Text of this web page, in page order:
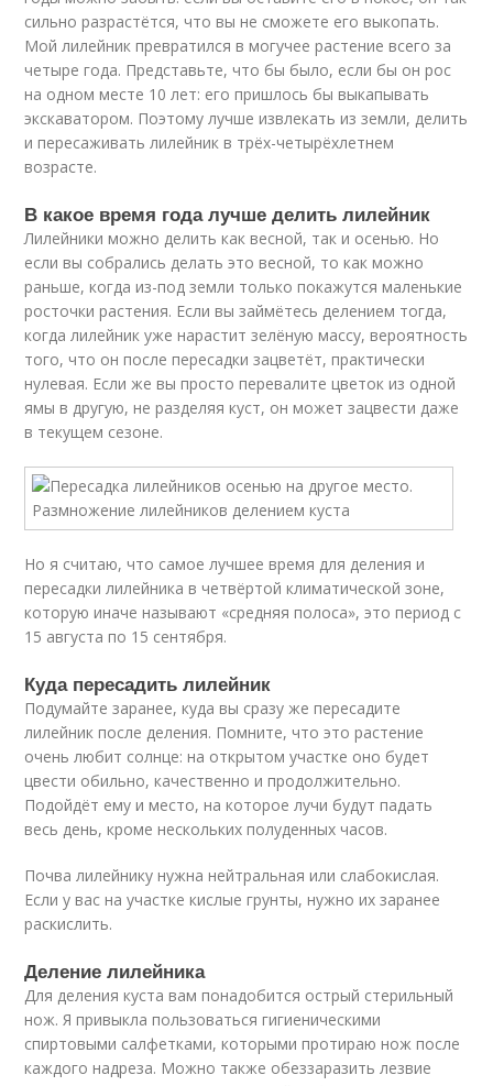
сильно разрастётся, что вы не сможете его выкопать.
Мой лилейник превратился в могучее растение всего за
четыре года. Представьте, что бы было, если бы он рос
на одном месте 10 лет: его пришлось бы выкапывать
экскаватором. Поэтому лучше извлекать из земли, делить
и пересаживать лилейник в трёх-четырёхлетнем
возрасте.
В какое время года лучше делить лилейник
Лилейники можно делить как весной, так и осенью. Но
если вы собрались делать это весной, то как можно
раньше, когда из-под земли только покажутся маленькие
росточки растения. Если вы займётесь делением тогда,
когда лилейник уже нарастит зелёную массу, вероятность
того, что он после пересадки зацветёт, практически
нулевая. Если же вы просто перевалите цветок из одной
ямы в другую, не разделяя куст, он может зацвести даже
в текущем сезоне.
Но я считаю, что самое лучшее время для деления и
пересадки лилейника в четвёртой климатической зоне,
которую иначе называют «средняя полоса», это период с
15 августа по 15 сентября.
Куда пересадить лилейник
Подумайте заранее, куда вы сразу же пересадите
лилейник после деления. Помните, что это растение
очень любит солнце: на открытом участке оно будет
цвести обильно, качественно и продолжительно.
Подойдёт ему и место, на которое лучи будут падать
весь день, кроме нескольких полуденных часов.
Почва лилейнику нужна нейтральная или слабокислая.
Если у вас на участке кислые грунты, нужно их заранее
раскислить.
Деление лилейника
Для деления куста вам понадобится острый стерильный
нож. Я привыкла пользоваться гигиеническими
спиртовыми салфетками, которыми протираю нож после
каждого надреза. Можно также обеззаразить лезвие